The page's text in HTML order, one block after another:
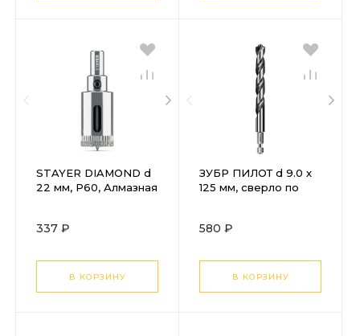
STAYER DIAMOND d
22 мм, Р60, Алмазная
337 ₽
В КОРЗИНУ
ЗУБР ПИЛОТ d 9.0 х
125 мм, сверло по
шуруповертов
Профессионал
(29629-9 )
580 ₽
В КОРЗИНУ